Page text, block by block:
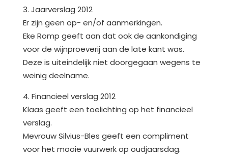
3. Jaarverslag 2012
Er zijn geen op- en/of aanmerkingen.
Eke Romp geeft aan dat ook de aankondiging
voor de wijnproeverij aan de late kant was.
Deze is uiteindelijk niet doorgegaan wegens te
weinig deelname.
4. Financieel verslag 2012
Klaas geeft een toelichting op het financieel
verslag.
Mevrouw Silvius-Bles geeft een compliment
voor het mooie vuurwerk op oudjaarsdag.